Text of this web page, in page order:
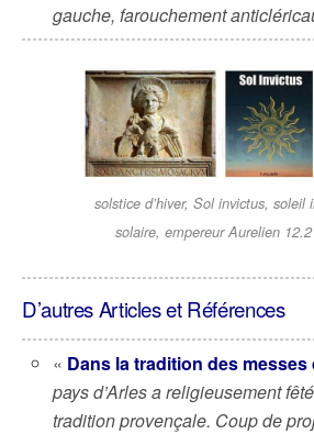
gauche, farouchement
solstice d’hiver, Sol invictus, soleil
solaire, empereur Aurelien
D’autres Articles et Références
« Dans la tradition des messes
pays d’Arles a religieusement
tradition provençale. Coup de